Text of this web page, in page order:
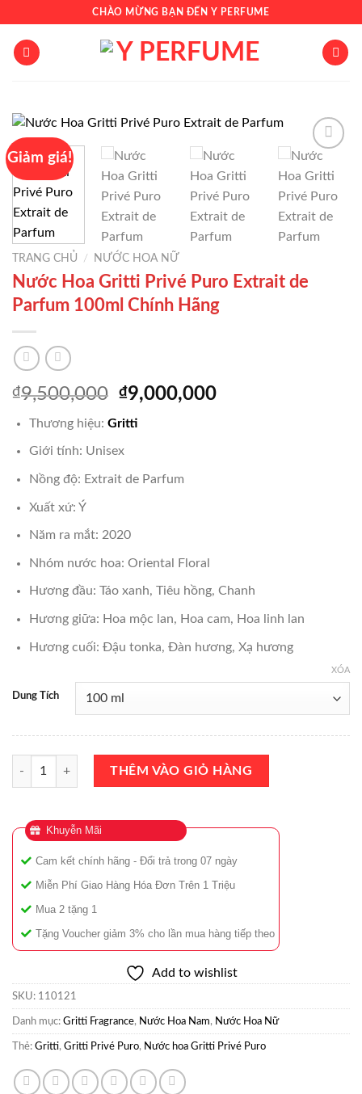
nội
dung
CHÀO MỪNG BẠN ĐẾN Y PERFUME
Giảm giá!
Add to
TRANG CHỦ / NƯỚC HOA NỮ
Nước Hoa Gritti Privé Puro Extrait de
Parfum 100ml Chính Hãng
₫9,500,000 Giá
gốc
là:
₫9,500,000.
₫9,000,000Giá
Thương hiệu: Gritti
Giới tính: Unisex
Nồng độ: Extrait de Parfum
Xuất xứ: Ý
Năm ra mắt: 2020
Nhóm nước hoa: Oriental Floral
Hương đầu: Táo xanh, Tiêu hồng, Chanh
Hương giữa: Hoa mộc lan, Hoa cam, Hoa linh lan
Hương cuối: Đậu tonka, Đàn hương, Xạ hương
Dung Tích
XÓA
Nước Hoa Gritti Privé Puro Extrait de Parfum 100ml Chính Hãng số
THÊM VÀO GIỎ HÀNG
Khuyễn Mãi
Cam kết chính hãng - Đổi trả trong 07 ngày
Miễn Phí Giao Hàng Hóa Đơn Trên 1 Triệu
Mua 2 tặng 1
Tặng Voucher giảm 3% cho lần mua hàng tiếp theo
Add to wishlist
SKU: 110121
Danh mục: Gritti Fragrance, Nước Hoa Nam, Nước Hoa Nữ
Thẻ: Gritti, Gritti Privé Puro, Nước hoa Gritti Privé Puro